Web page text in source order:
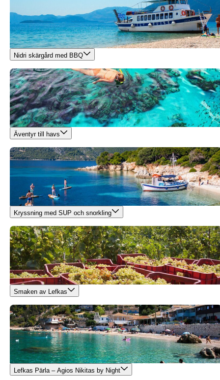
Nidri skärgård med BBQ
Äventyr till havs
Kryssning med SUP och snorkling
Smaken av Lefkas
Lefkas Pärla – Agios Nikitas by Night